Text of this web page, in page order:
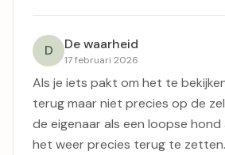
D De waarheid
17 februari 2026
Als je iets pakt om het te
terug maar niet precies op de
de eigenaar als een loopse
het weer precies terug te